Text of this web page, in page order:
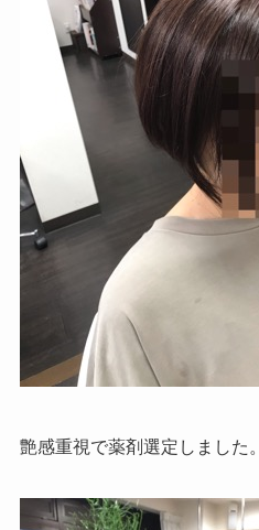
艶感重視で薬剤選定しました。